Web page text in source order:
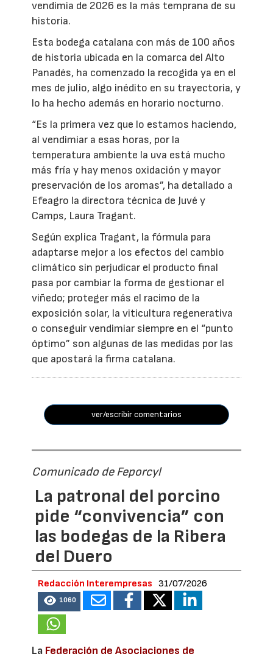
vendimia de 2026 es la más temprana de su
historia.
Esta bodega catalana con más de 100 años
de historia ubicada en la comarca del Alto
Panadés, ha comenzado la recogida ya en el
mes de julio, algo inédito en su trayectoria, y
lo ha hecho además en horario nocturno.
“Es la primera vez que lo estamos haciendo,
al vendimiar a esas horas, por la
temperatura ambiente la uva está mucho
más fría y hay menos oxidación y mayor
preservación de los aromas”, ha detallado a
Efeagro la directora técnica de Juvé y
Camps, Laura Tragant.
Según explica Tragant, la fórmula para
adaptarse mejor a los efectos del cambio
climático sin perjudicar el producto final
pasa por cambiar la forma de gestionar el
viñedo; proteger más el racimo de la
exposición solar, la viticultura regenerativa
o conseguir vendimiar siempre en el “punto
óptimo” son algunas de las medidas por las
que apostará la firma catalana.
ver/escribir comentarios
Comunicado de Feporcyl
La patronal del porcino
pide “convivencia” con
las bodegas de la Ribera
del Duero
Redacción Interempresas 31/07/2026
1060
La Federación de Asociaciones de